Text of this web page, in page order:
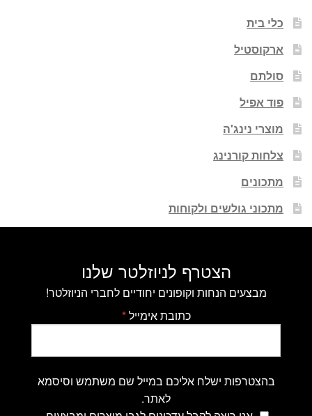
כלי בית
ארקוסטיל
סולתם
פוד אפיל
מוצרי נינג'ה
צלחות קורנינג
מתכונים
מתכוני גולשים ולקוחות
הצטרף לניוזלטר שלנו
מבצעים הנחות וקופונים יחודיים לחברי הניוזלטר!
כתובת אימייל*
בהצטרפות ישלח אליכם במייל שם משתמש וסיסמא
לאתר.